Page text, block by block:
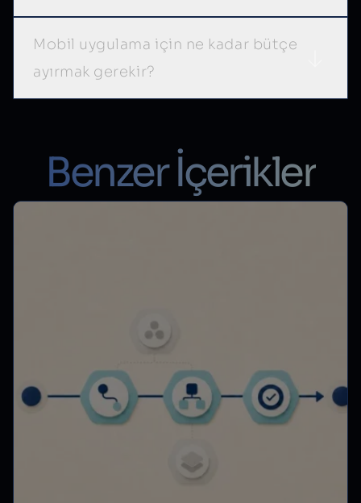
Mobil uygulama için ne kadar bütçe
ayırmak gerekir?
Benzer İçerikler